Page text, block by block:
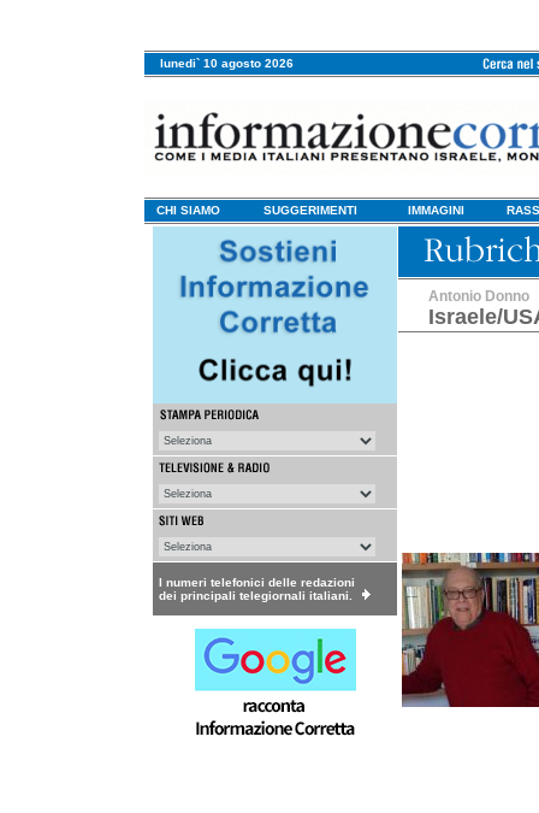
lunedi` 10 agosto 2026
CHI SIAMO SUGGERIMENTI IMMAGINI
I numeri telefonici delle redazioni
dei principali telegiornali italiani.
Antonio Donno
Israele/